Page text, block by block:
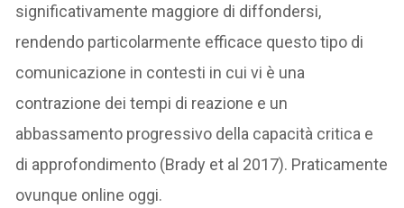
significativamente maggiore di diffondersi,
rendendo particolarmente efficace questo tipo di
comunicazione in contesti in cui vi è una
contrazione dei tempi di reazione e un
abbassamento progressivo della capacità critica e
di approfondimento (Brady et al 2017). Praticamente
ovunque online oggi.